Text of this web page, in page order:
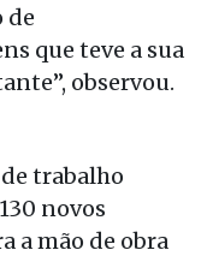
de
que teve a sua
observou.
trabalho
novos
a mão de obra